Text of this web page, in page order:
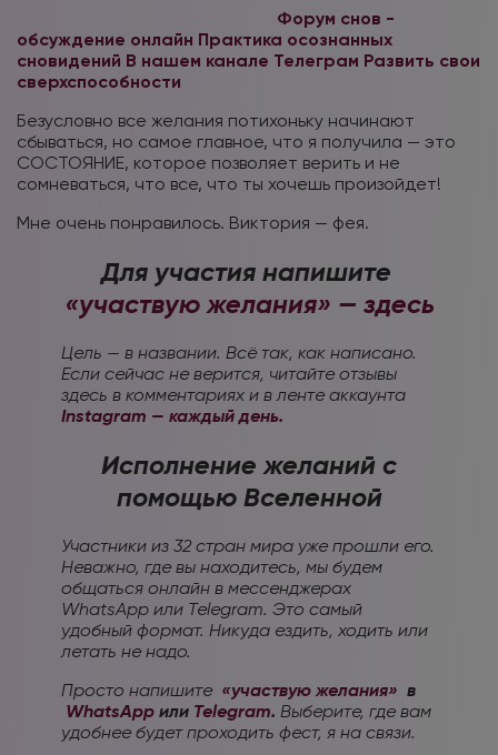
Форум снов -
обсуждение онлайн Практика осознанных
сновидений В нашем канале Телеграм Развить свои
сверхспособности
Безусловно все желания потихоньку начинают
сбываться, но самое главное, что я получила — это
СОСТОЯНИЕ, которое позволяет верить и не
сомневаться, что все, что ты хочешь произойдет!
Мне очень понравилось. Виктория — фея.
Для участия напишите
«участвую желания» — здесь
Цель — в названии. Всё так, как написано.
Если сейчас не верится, читайте отзывы
здесь в комментариях и в ленте аккаунта
Instagram — каждый день.
Исполнение желаний с
помощью Вселенной
Участники из 32 стран мира уже прошли его.
Неважно, где вы находитесь, мы будем
общаться онлайн в мессенджерах
WhatsApp или Telegram. Это самый
удобный формат. Никуда ездить, ходить или
летать не надо.
Просто напишите «участвую желания» в
WhatsApp или Telegram. Выберите, где вам
удобнее будет проходить фест, я на связи.